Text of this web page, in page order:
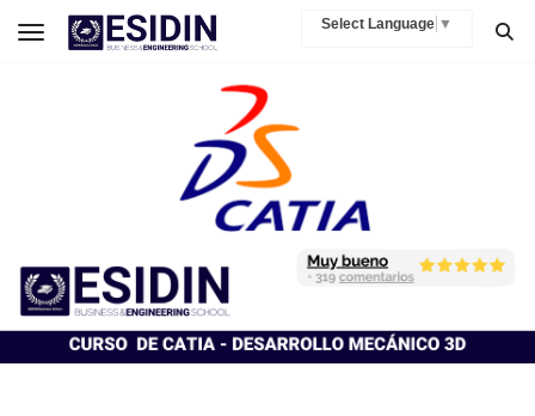
Select Language ▼
Toggle navigation